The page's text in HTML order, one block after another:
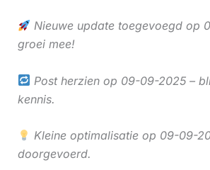
Nieuwe update toegevoegd op
groei mee!
Post herzien op 09-09-2025 –
kennis.
Kleine optimalisatie op 09-09-
doorgevoerd.